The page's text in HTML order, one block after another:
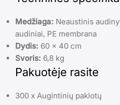
Medžiaga: Neaustinis
audiniai, PE membrana
Dydis: 60 x 40 cm
Svoris: 6,8 kg
Pakuotėje rasite
300 x Augintinių paklotų